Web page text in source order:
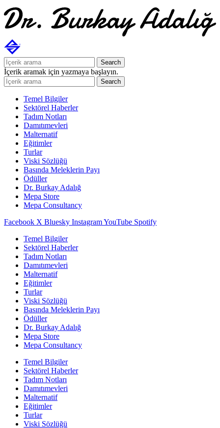
Search
İçerik aramak için yazmaya başlayın.
Search
Temel Bilgiler
Sektörel Haberler
Tadım Notları
Damıtımevleri
Malternatif
Eğitimler
Turlar
Viski Sözlüğü
Basında Meleklerin Payı
Ödüller
Dr. Burkay Adalığ
Mepa Store
Mepa Consultancy
Facebook X Bluesky InstagramYouTube Spotify
Temel Bilgiler
Sektörel Haberler
Tadım Notları
Damıtımevleri
Malternatif
Eğitimler
Turlar
Viski Sözlüğü
Basında Meleklerin Payı
Ödüller
Dr. Burkay Adalığ
Mepa Store
Mepa Consultancy
Temel Bilgiler
Sektörel Haberler
Tadım Notları
Damıtımevleri
Malternatif
Eğitimler
Turlar
Viski Sözlüğü